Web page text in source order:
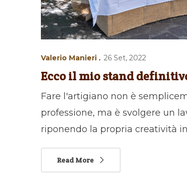
Valerio Manieri 26 Set, 2022
Ecco il mio stand
Fare l'artigiano non è
professione, ma è svolgere un
riponendo la propria creatività
Read More